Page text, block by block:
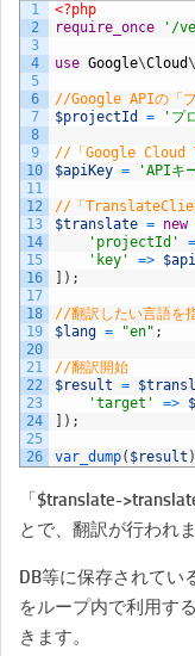
1
2
3
4
5
6
7
8
9
10
11
12
13
14
15
16
17
18
19
20
21
22
23
24
25
26
<?php
require_once
'/
use Google\Cloud\
//Google APIの「プ
$projectId
= 'プ
//「Google Cloud
$apiKey = 'APIキ
//「
$translate = new
'projectId'
=
'key'
=>
) ;
//翻訳したい言語を
$lang = "en" ;
//翻訳開始
$result =
'target'
=>
) ;
var_dump( $result )
「$translate-
とで、翻訳が行われま
DB等に保存されてい
をループ内で利用す
きます。